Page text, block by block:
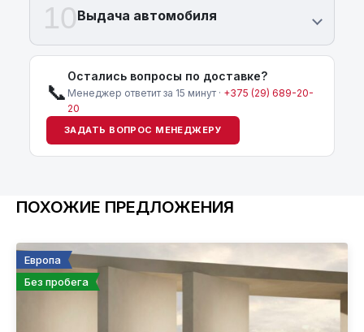
10Выдача автомобиля
📞
Остались вопросы по доставке?
Менеджер ответит за 15 минут · +375 (29) 689-20-
20
ЗАДАТЬ ВОПРОС МЕНЕДЖЕРУ
ПОХОЖИЕ ПРЕДЛОЖЕНИЯ
Европа
Без пробега